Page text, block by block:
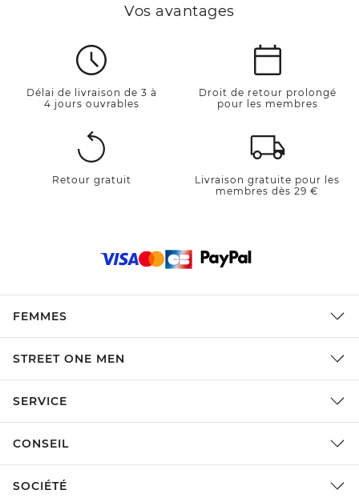
Vos avantages
Délai de livraison de 3 à
4 jours ouvrables
Droit de retour prolongé
pour les membres
Retour gratuit
Livraison gratuite pour les
membres dès 29 €
FEMMES
STREET ONE MEN
SERVICE
CONSEIL
SOCIÉTÉ